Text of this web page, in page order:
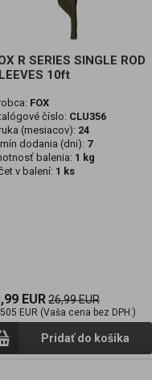
R SERIES SINGLE ROD
10ft
FOX
číslo: CLU356
(mesiacov): 24
dodania (dni): 7
balenia: 1 kg
v balení: 1 ks
EUR26,99 EUR
EUR (Vaša cena bez DPH:)
Pridať do košíka